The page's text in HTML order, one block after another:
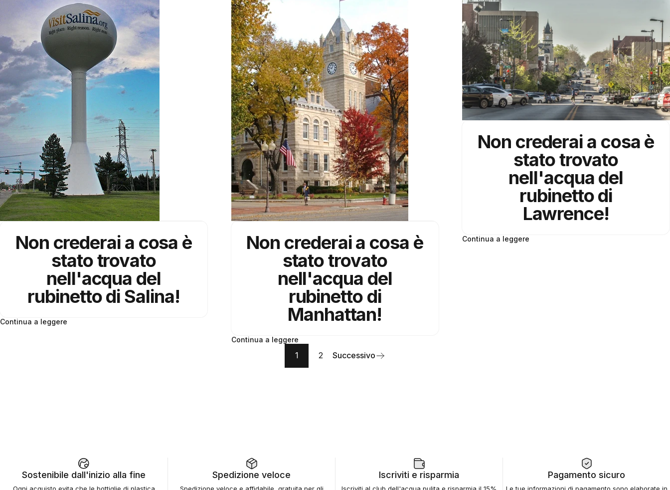
Non crederai a cosa è
stato trovato
nell'acqua del
rubinetto di Salina!
Continua a leggere
Non crederai a cosa è
stato trovato
nell'acqua del
rubinetto di
Manhattan!
Continua a leggere
Non crederai a cosa è
stato trovato
nell'acqua del
rubinetto di
Lawrence!
Continua a leggere
1 2 Successivo
Sostenibile dall'inizio alla fine Spedizione veloce Iscriviti e risparmia Pagamento sicuro